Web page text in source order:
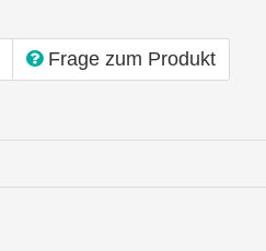
Frage zum Produkt